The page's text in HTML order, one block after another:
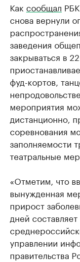
Как сообщал
снова вернули
заведения
закрываться в
фуд-кортов,
мероприятия
дистанционно,
соревнования
заполняемости
театральные
«Отметим, что
вынужденная
прирост
дней
управлении
правительства